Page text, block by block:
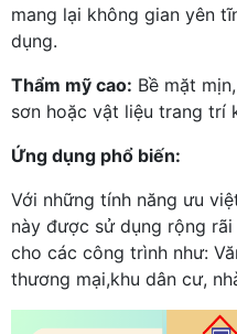
mang lại không gian yên
dụng.
Thẩm mỹ cao: Bề mặt
sơn hoặc vật liệu trang trí
Ứng dụng phổ biến:
Với những tính năng ưu
này được sử dụng rộng
cho các công trình như:
thương mại,khu dân cư,